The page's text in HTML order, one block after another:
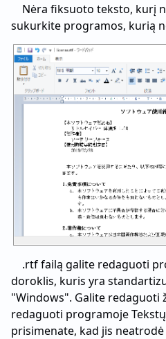
Nėra fiksuoto teksto, kurį
sukurkite programos, kurią
.rtf failą galite redaguoti
doroklis, kuris yra
"Windows". Galite redaguoti
redaguoti programoje
prisimenate, kad jis